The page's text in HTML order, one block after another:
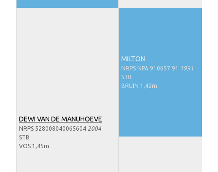
NRPS-Boegbeeld
HENGSTEN ONLINE
Hengstenselectie
DEWI VAN DE MANUHOEVE
NRPS 528008040065604 2004
STB
VOS 1,45m
MILTON
NRPS NPA 910657.91
1991
STB
BRUIN 1,42m